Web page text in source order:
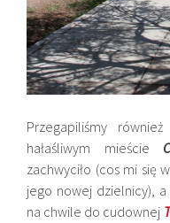
Przegapiliśmy
hałaśliwym mieście
zachwyciło (cos mi się
jego nowej dzielnicy),
na chwile do cudownej